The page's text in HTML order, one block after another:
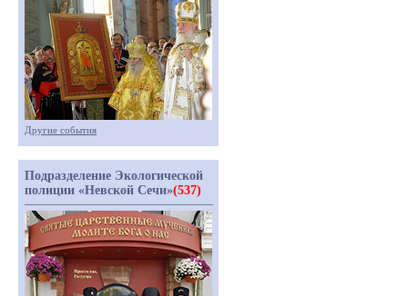
Другие события
Подразделение Экологической
полиции «Невской Сечи»(537)